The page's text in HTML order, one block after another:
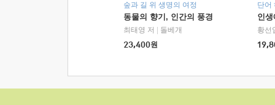
숲과 길 위 생명의 여정
동물의 향기, 인간의 풍경
최태영 저
돌베개
23,400원
단어
인
황선